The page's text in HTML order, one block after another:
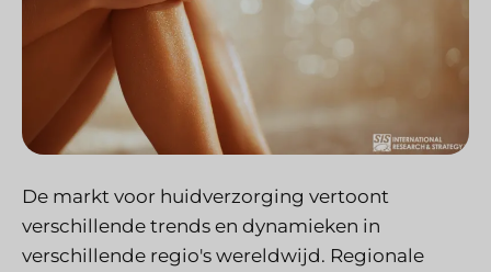
De markt voor huidverzorging vertoont
verschillende trends en dynamieken in
verschillende regio's wereldwijd. Regionale